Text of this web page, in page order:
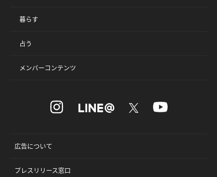
暮らす
占う
メンバーコンテンツ
広告について
プレスリリース窓口